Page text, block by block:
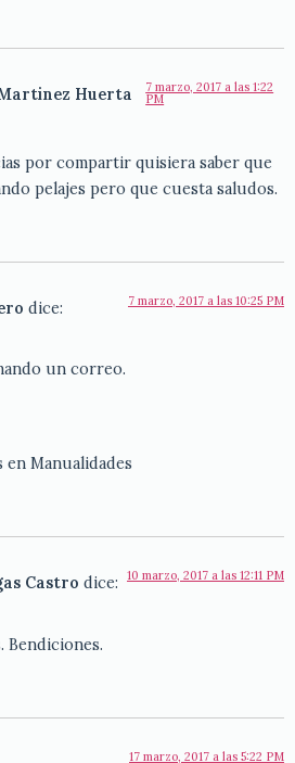
Huerta
7 marzo, 2017 a las 1:22
PM
por compartir quisiera saber que
pelajes pero que cuesta saludos.
dice: 7 marzo, 2017 a las 10:25 PM
un correo.
Manualidades
Castro dice: 10 marzo, 2017 a las 12:11 PM
Bendiciones.
17 marzo, 2017 a las 5:22 PM